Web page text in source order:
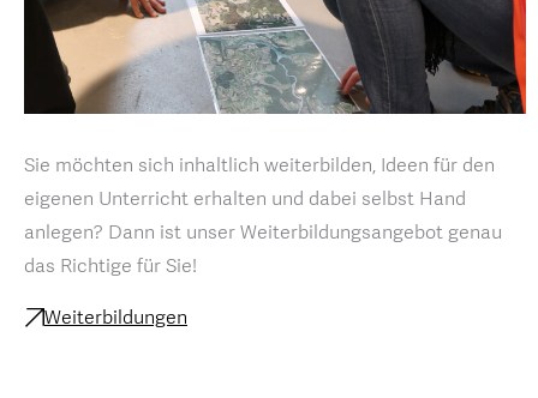
Sie möchten sich inhaltlich weiterbilden, Ideen für den
eigenen Unterricht erhalten und dabei selbst Hand
anlegen? Dann ist unser Weiterbildungsangebot genau
das Richtige für Sie!
Weiterbildungen